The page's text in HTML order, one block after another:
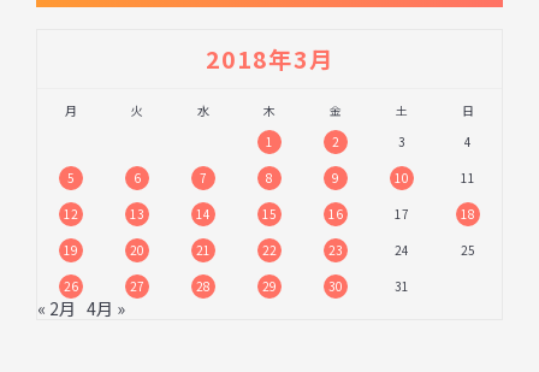
2018年3月
月 火 水 木 金 土
日
1
2 3
4
5
6 7 8 9 10
11
12
13 14 15 16 17
18
19
20 21 22 23 24
25
26
27 28 29 30 31
« 2月 4月 »